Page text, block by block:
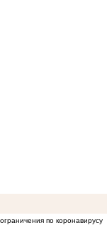
по коронавирусу